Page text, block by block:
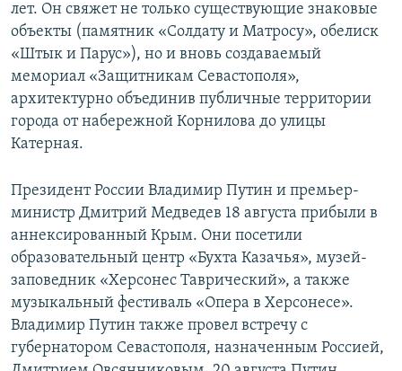
лет. Он свяжет не только существующие знаковые
объекты (памятник «Солдату и Матросу», обелиск
«Штык и Парус»), но и вновь создаваемый
мемориал «Защитникам Севастополя»,
архитектурно объединив публичные территории
города от набережной Корнилова до улицы
Катерная.
Президент России Владимир Путин и премьер-
министр Дмитрий Медведев 18 августа прибыли в
аннексированный Крым. Они посетили
образовательный центр «Бухта Казачья», музей-
заповедник «Херсонес Таврический», а также
музыкальный фестиваль «Опера в Херсонесе».
Владимир Путин также провел встречу с
губернатором Севастополя, назначенным Россией,